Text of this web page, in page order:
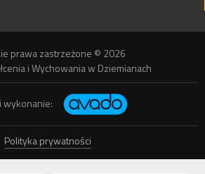
prawa zastrzeżone © 2026
i Wychowania w Dziemianach
wykonanie:
Polityka prywatności